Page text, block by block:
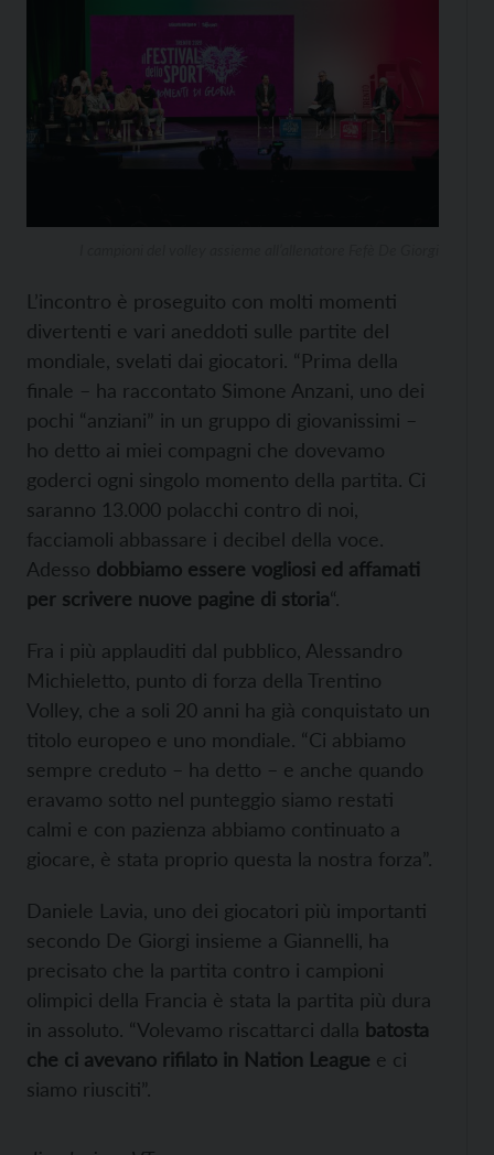
L’incontro è proseguito con molti momenti
divertenti e vari aneddoti sulle partite del
mondiale, svelati dai giocatori. “Prima della
finale – ha raccontato Simone Anzani, uno dei
pochi “anziani” in un gruppo di giovanissimi –
ho detto ai miei compagni che dovevamo
goderci ogni singolo momento della partita. Ci
saranno 13.000 polacchi contro di noi,
facciamoli abbassare i decibel della voce.
Adesso dobbiamo essere vogliosi ed affamati
per scrivere nuove pagine di storia“.
Fra i più applauditi dal pubblico, Alessandro
Michieletto, punto di forza della Trentino
Volley, che a soli 20 anni ha già conquistato un
titolo europeo e uno mondiale. “Ci abbiamo
sempre creduto – ha detto – e anche quando
eravamo sotto nel punteggio siamo restati
calmi e con pazienza abbiamo continuato a
giocare, è stata proprio questa la nostra forza”.
Daniele Lavia, uno dei giocatori più importanti
secondo De Giorgi insieme a Giannelli, ha
precisato che la partita contro i campioni
olimpici della Francia è stata la partita più dura
in assoluto. “Volevamo riscattarci dalla batosta
che ci avevano rifilato in Nation League e ci
siamo riusciti”.